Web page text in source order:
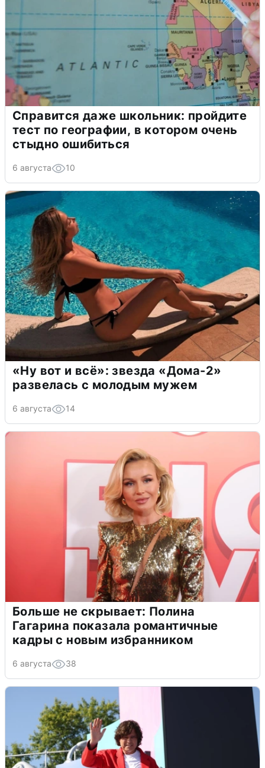
Справится даже школьник: пройдите
тест по географии, в котором очень
стыдно ошибиться
6 августа 10
«Ну вот и всё»: звезда «Дома-2»
развелась с молодым мужем
6 августа 14
Больше не скрывает: Полина
Гагарина показала романтичные
кадры с новым избранником
6 августа 38